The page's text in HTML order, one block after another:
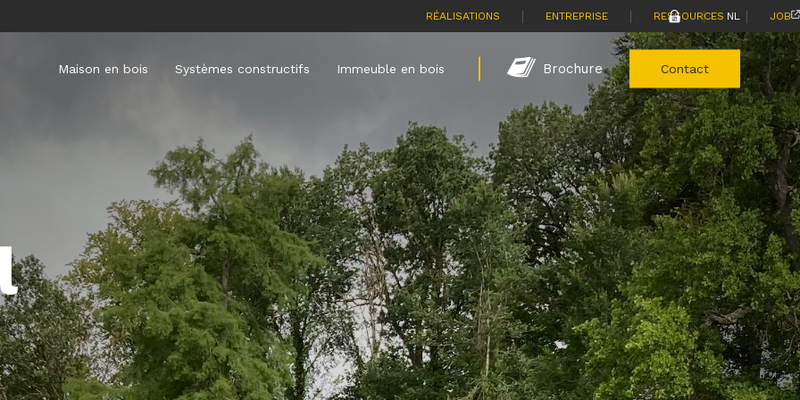
RÉALISATIONS | ENTREPRISE | RESSOURCES | JOB
| NL
Maison en bois Systèmes constructifs Immeuble en bois Brochure Contact